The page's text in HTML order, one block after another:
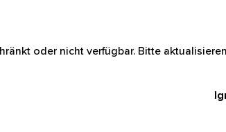
oder nicht verfügbar. Bitte